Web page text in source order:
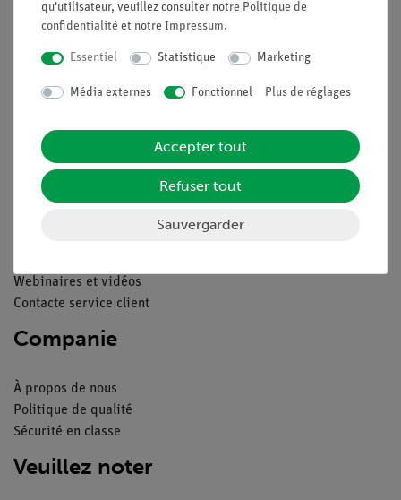
Légal
Contact
Conditions générales de vente
Mentions légales
Service
Webinaires et vidéos
Contacte service client
Companie
À propos de nous
Politique de qualité
Sécurité en classe
Veuillez noter
qu'utilisateur, veuillez consulter notre Politique de
confidentialité et notre Impressum.
Essentiel Statistique Marketing
Média externes Fonctionnel Plus de réglages
Accepter tout
Refuser tout
Sauvergarder